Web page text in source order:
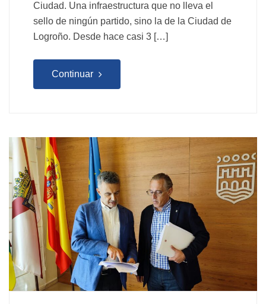
Ciudad. Una infraestructura que no lleva el
sello de ningún partido, sino la de la Ciudad de
Logroño. Desde hace casi 3 […]
Continuar